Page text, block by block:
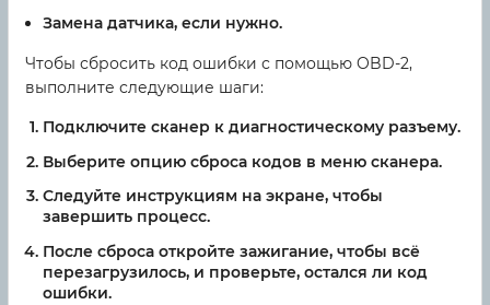
Замена датчика, если нужно.
Чтобы сбросить код ошибки с помощью OBD-2,
выполните следующие шаги:
Подключите сканер к диагностическому разъему.
Выберите опцию сброса кодов в меню сканера.
Следуйте инструкциям на экране, чтобы
завершить процесс.
После сброса откройте зажигание, чтобы всё
перезагрузилось, и проверьте, остался ли код
ошибки.